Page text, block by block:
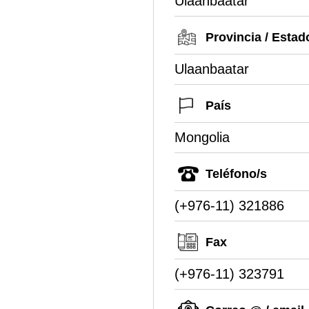
Provincia /
Ulaanbaatar
País
Mongolia
Teléfono/s
(+976-11) 321886
Fax
(+976-11) 323791